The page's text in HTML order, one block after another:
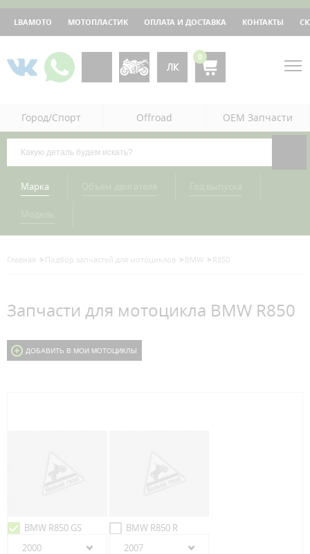
LBAMOTO МОТОПЛАСТИК ОПЛАТА И ДОСТАВКА КОНТАКТЫ
ЛК
0
Город/Спорт Offroad OEM Запчасти
Марка
Главная Подбор запчастей для мотоциклов BMW R850
Запчасти для мотоцикла BMW R850
ДОБАВИТЬ В МОИ МОТОЦИКЛЫ
BMW R850 GS
2000
BMW R850 R
2007